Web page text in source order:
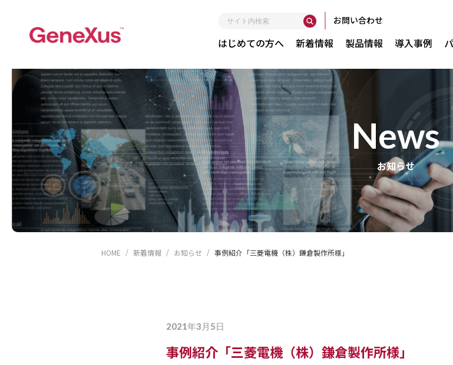
はじめての方へ 新着情報 製品情報
レガシー化しない
短期間で実現
導入事例
イ
内
検
索
お問い合わせ
news
お知らせ
HOME 新着情報 お知らせ 事例紹介「三菱電機（株）鎌倉製作所様」
2021年3月5日
事例紹介「三菱電機（株）鎌倉製作所様」